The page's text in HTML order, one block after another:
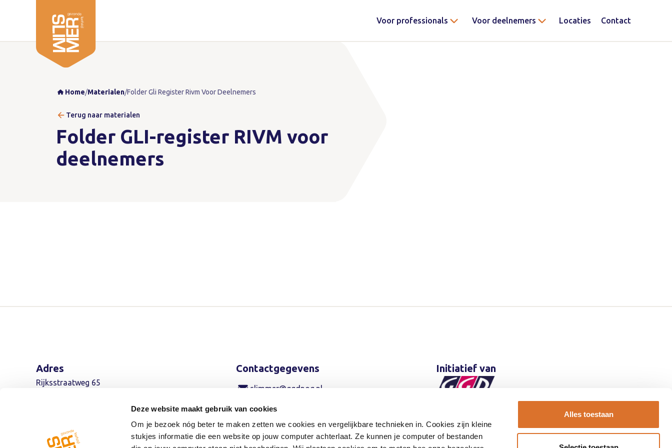
Deze website maakt gebruik van cookies
Om je bezoek nóg beter te maken zetten we cookies en vergelijkbare technieken in. Cookies zijn kleine
stukjes informatie die een website op jouw computer achterlaat. Ze kunnen je computer of bestanden
Alles toestaan
Voor professionals Voor deelnemers Locaties Contact
Home/Materialen/Folder Gli Register Rivm Voor Deelnemers
Terug naar materialen
Folder GLI-register RIVM voor
deelnemers
Adres
Rijksstraatweg 65
Contactgegevens
slimmer@ggdnog.nl
088 443 30 00
Contactformulier
Initiatief van